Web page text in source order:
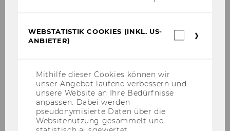
WEBSTATISTIK COOKIES (INKL. US-
ANBIETER)
Mithilfe dieser Cookies können wir
unser Angebot laufend verbessern und
unsere Website an Ihre Bedürfnisse
anpassen. Dabei werden
pseudonymisierte Daten über die
Websitenutzung gesammelt und